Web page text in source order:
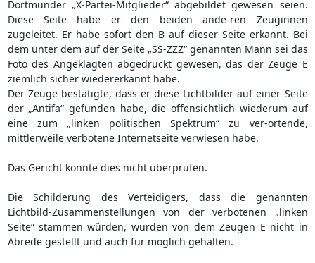
Dortmunder „X-Partei-Mitglieder“ abgebildet gewesen seien.
Diese Seite habe er den beiden ande-ren Zeuginnen
zugeleitet. Er habe sofort den B auf dieser Seite erkannt. Bei
dem unter dem auf der Seite „SS-ZZZ“ genannten Mann sei das
Foto des Angeklagten abgedruckt gewesen, das der Zeuge E
ziemlich sicher wiedererkannt habe.
Der Zeuge bestätigte, dass er diese Lichtbilder auf einer Seite
der „Antifa“ gefunden habe, die offensichtlich wiederum auf
eine zum „linken politischen Spektrum“ zu ver-ortende,
mittlerweile verbotene Internetseite verwiesen habe.
Das Gericht konnte dies nicht überprüfen.
Die Schilderung des Verteidigers, dass die genannten
Lichtbild-Zusammenstellungen von der verbotenen „linken
Seite“ stammen würden, wurden von dem Zeugen E nicht in
Abrede gestellt und auch für möglich gehalten.